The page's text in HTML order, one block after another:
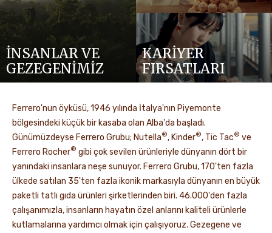
İNSANLAR VE
GEZEGENİMİZ
KARİYER
FIRSATLARI
Ferrero'nun öyküsü, 1946 yılında İtalya'nın Piyemonte
bölgesindeki küçük bir kasaba olan Alba'da başladı.
Günümüzdeyse Ferrero Grubu; Nutella®, Kinder®, Tic Tac® ve
Ferrero Rocher® gibi çok sevilen ürünleriyle dünyanın dört bir
yanındaki insanlara neşe sunuyor. Ferrero Grubu, 170'ten fazla
ülkede satılan 35'ten fazla ikonik markasıyla dünyanın en büyük
paketli tatlı gıda ürünleri şirketlerinden biri. 46.000'den fazla
çalışanımızla, insanların hayatın özel anlarını kaliteli ürünlerle
kutlamalarına yardımcı olmak için çalışıyoruz. Gezegene ve